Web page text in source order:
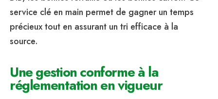
service clé en main permet de gagner un temps
précieux tout en assurant un tri efficace à la
source.
Une gestion conforme à la
réglementation en vigueur